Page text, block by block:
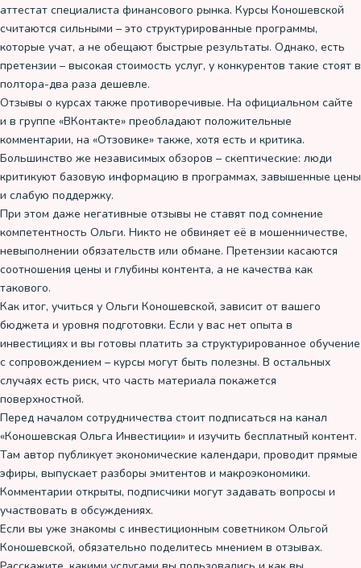
аттестат специалиста финансового рынка. Курсы Коношевской
считаются сильными – это структурированные программы,
которые учат, а не обещают быстрые результаты. Однако, есть
претензии – высокая стоимость услуг, у конкурентов такие стоят в
полтора-два раза дешевле.
Отзывы о курсах также противоречивые. На официальном сайте
и в группе «ВКонтакте» преобладают положительные
комментарии, на «Отзовике» также, хотя есть и критика.
Большинство же независимых обзоров – скептические: люди
критикуют базовую информацию в программах, завышенные цены
и слабую поддержку.
При этом даже негативные отзывы не ставят под сомнение
компетентность Ольги. Никто не обвиняет её в мошенничестве,
невыполнении обязательств или обмане. Претензии касаются
соотношения цены и глубины контента, а не качества как
такового.
Как итог, учиться у Ольги Коношевской, зависит от вашего
бюджета и уровня подготовки. Если у вас нет опыта в
инвестициях и вы готовы платить за структурированное обучение
с сопровождением – курсы могут быть полезны. В остальных
случаях есть риск, что часть материала покажется
поверхностной.
Перед началом сотрудничества стоит подписаться на канал
«Коношевская Ольга Инвестиции» и изучить бесплатный контент.
Там автор публикует экономические календари, проводит прямые
эфиры, выпускает разборы эмитентов и макроэкономики.
Комментарии открыты, подписчики могут задавать вопросы и
участвовать в обсуждениях.
Если вы уже знакомы с инвестиционным советником Ольгой
Коношевской, обязательно поделитесь мнением в отзывах.